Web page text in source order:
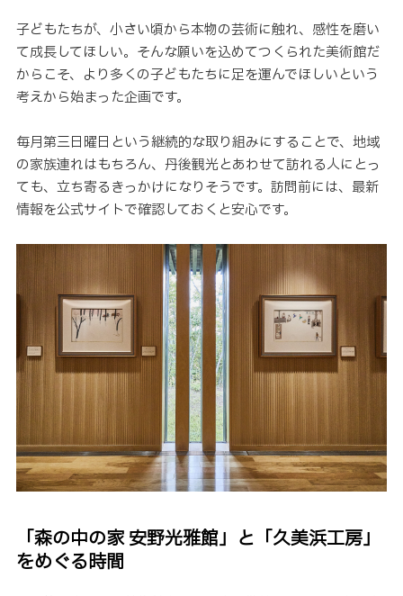
子どもたちが、小さい頃から本物の芸術に触れ、感性を磨い
て成長してほしい。そんな願いを込めてつくられた美術館だ
からこそ、より多くの子どもたちに足を運んでほしいという
考えから始まった企画です。
毎月第三日曜日という継続的な取り組みにすることで、地域
の家族連れはもちろん、丹後観光とあわせて訪れる人にとっ
ても、立ち寄るきっかけになりそうです。訪問前には、最新
情報を公式サイトで確認しておくと安心です。
「森の中の家 安野光雅館」と「久美浜工房」
をめぐる時間